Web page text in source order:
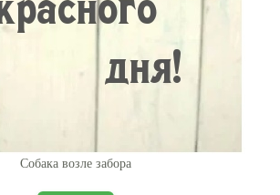
Собака возле забора